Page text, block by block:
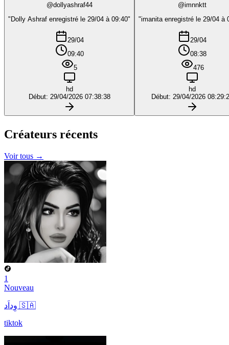
@dollyashraf44
"Dolly Ashraf enregistré le 29/04 à 09:40"
29/04
09:40
5
hd
Début: 29/04/2026 07:38:38
@imnnktt
"imanita enregistré le 29/04 à
29/04
08:38
476
hd
Début: 29/04/2026
Créateurs récents
Voir tous →
1
Nouveau
وِداَد 🇸🇦
tiktok